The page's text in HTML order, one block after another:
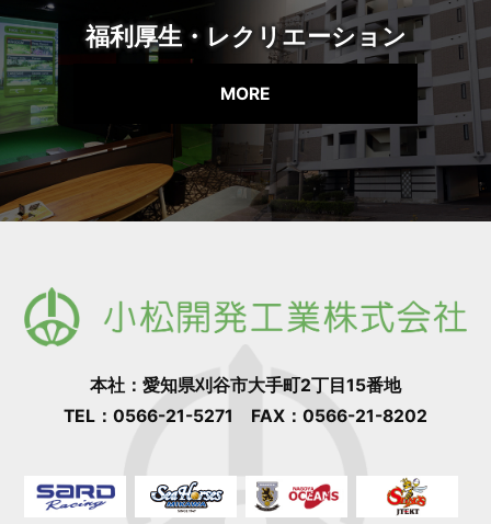
福利厚生・レクリエーション
MORE
本社：愛知県刈谷市大手町2丁目15番地
TEL：0566-21-5271 FAX：0566-21-8202